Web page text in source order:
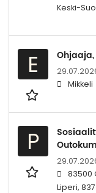
Keski-
E
Mikkeli
P
83500
Liperi,